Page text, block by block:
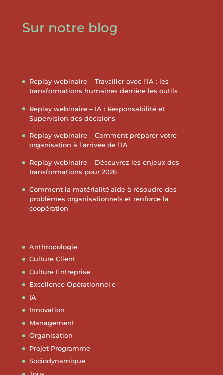
Sur notre blog
Replay webinaire – Travailler avec l’IA : les
transformations humaines derrière les outils
Replay webinaire – IA : Responsabilité et
Supervision des décisions
Replay webinaire – Comment préparer votre
organisation à l’arrivée de l’IA
Replay webinaire – Découvrez les enjeux des
transformations pour 2026
Comment la matérialité aide à résoudre des
problèmes organisationnels et renforce la
coopération
Anthropologie
Culture Client
Culture Entreprise
Excellence Opérationnelle
IA
Innovation
Management
Organisation
Projet Programme
Sociodynamique